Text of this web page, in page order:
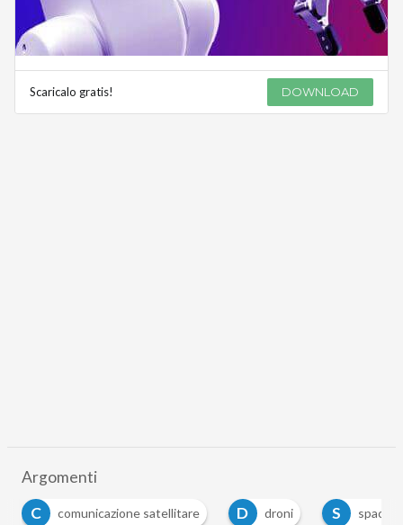
Scaricalo gratis! DOWNLOAD
Argomenti
C
comunicazione satellitare D droni S space